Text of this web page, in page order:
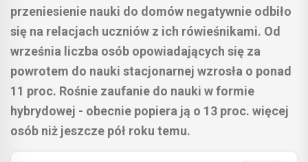
przeniesienie nauki do domów negatywnie odbiło
się na relacjach uczniów z ich rówieśnikami. Od
września liczba osób opowiadających się za
powrotem do nauki stacjonarnej wzrosła o ponad
11 proc. Rośnie zaufanie do nauki w formie
hybrydowej - obecnie popiera ją o 13 proc. więcej
osób niż jeszcze pół roku temu.